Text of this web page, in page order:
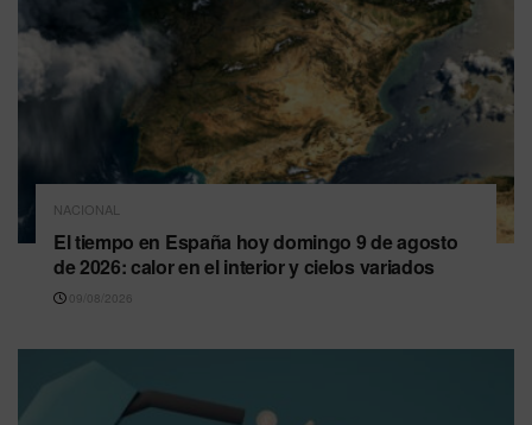
NACIONAL
El tiempo en España hoy domingo 9 de agosto
de 2026: calor en el interior y cielos variados
09/08/2026